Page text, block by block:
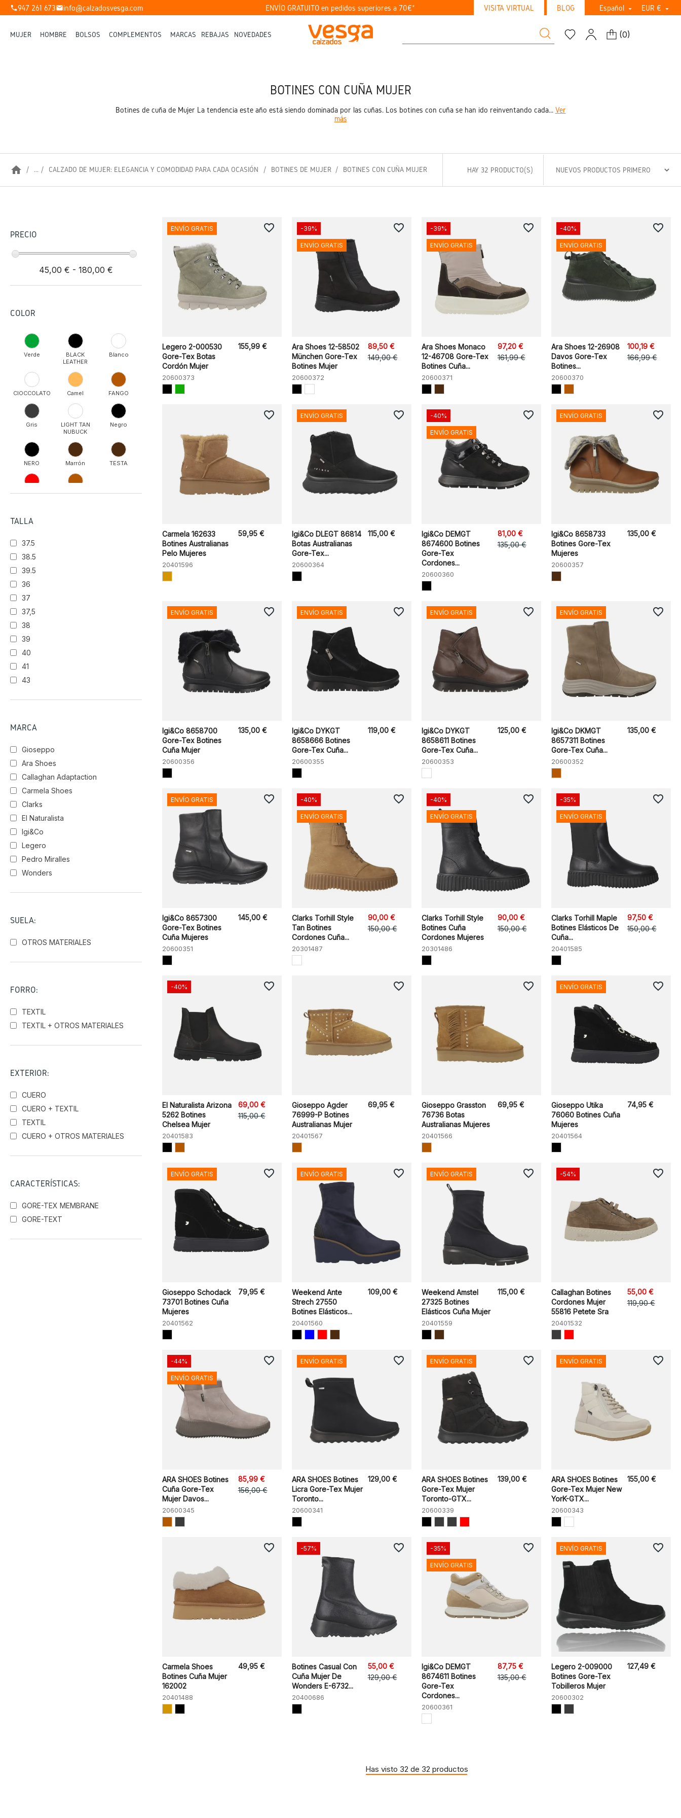
phone947 261 673mailinfo@calzadosvesga.com ENVÍO GRATUITO en pedidos superiores a 70€* VISITA VIRTUAL BLOG Español  EUR € 
MUJER HOMBRE BOLSOS COMPLEMENTOS MARCAS REBAJAS NOVEDADES (0)
BOTINES CON CUÑA MUJER
Botines de cuña de Mujer La tendencia este año está siendo dominada por las cuñas. Los botines con cuña se han ido reinventando cada... Ver
más
home ... CALZADO DE MUJER: ELEGANCIA Y COMODIDAD PARA CADA OCASIÓN BOTINES DE MUJER BOTINES CON CUÑA MUJER HAY 32 PRODUCTO(S)
PRECIO
45,00 € - 180,00 €
COLOR
Verde
BLACK
LEATHER
Blanco
CIOCCOLATO Camel FANGO
Gris
LIGHT TAN
NUBUCK
Negro
NERO Marrón TESTA
Rojo TERRA
TALLA
37.5
38.5
39.5
36
37
37,5
38
39
40
41
43
MARCA
Gioseppo
Ara Shoes
Callaghan Adaptaction
Carmela Shoes
Clarks
El Naturalista
Igi&Co
Legero
Pedro Miralles
Wonders
SUELA:
OTROS MATERIALES
FORRO:
TEXTIL
TEXTIL + OTROS MATERIALES
EXTERIOR:
CUERO
CUERO + TEXTIL
TEXTIL
CUERO + OTROS MATERIALES
CARACTERÍSTICAS:
GORE-TEX MEMBRANE
GORE-TEXT
Legero 2-000530
Gore-Tex Botas
Cordón Mujer
20600373
155,99 €
ENVÍO GRATIS favorite_border
Ara Shoes 12-58502
München Gore-Tex
Botines Mujer
20600372
89,50 €
149,00 €
-39%
ENVÍO GRATIS
favorite_border
Ara Shoes Monaco
12-46708 Gore-Tex
Botines Cuña...
20600371
97,20 €
161,99 €
-39%
ENVÍO GRATIS
favorite_border
Ara Shoes 12-26908
Davos Gore-Tex
Botines...
20600370
100,19 €
166,99 €
-40%
ENVÍO GRATIS
favorite_border
Carmela 162633
Botines Australianas
Pelo Mujeres
20401596
59,95 €
favorite_border
Igi&Co DLEGT 86814
Botas Australianas
Gore-Tex...
20600364
115,00 €
ENVÍO GRATIS favorite_border
Igi&Co DEMGT
8674600 Botines
Gore-Tex
Cordones...
20600360
81,00 €
135,00 €
-40%
ENVÍO GRATIS
favorite_border
Igi&Co 8658733
Botines Gore-Tex
Mujeres
20600357
135,00 €
ENVÍO GRATIS favorite_border
Igi&Co 8658700
Gore-Tex Botines
Cuña Mujer
20600356
135,00 €
ENVÍO GRATIS favorite_border
Igi&Co DYKGT
8658666 Botines
Gore-Tex Cuña...
20600355
119,00 €
ENVÍO GRATIS favorite_border
Igi&Co DYKGT
8658611 Botines
Gore-Tex Cuña...
20600353
125,00 €
ENVÍO GRATIS favorite_border
Igi&Co DKMGT
8657311 Botines
Gore-Tex Cuña...
20600352
135,00 €
ENVÍO GRATIS favorite_border
Igi&Co 8657300
Gore-Tex Botines
Cuña Mujeres
20600351
145,00 €
ENVÍO GRATIS favorite_border
Clarks Torhill Style
Tan Botines
Cordones Cuña...
20301487
90,00 €
150,00 €
-40%
ENVÍO GRATIS
favorite_border
Clarks Torhill Style
Botines Cuña
Cordones Mujeres
20301486
90,00 €
150,00 €
-40%
ENVÍO GRATIS
favorite_border
Clarks Torhill Maple
Botines Elásticos De
Cuña...
20401585
97,50 €
150,00 €
-35%
ENVÍO GRATIS
favorite_border
El Naturalista Arizona
5262 Botines
Chelsea Mujer
20401583
69,00 €
115,00 €
-40% favorite_border
Gioseppo Agder
76999-P Botines
Australianas Mujer
20401567
69,95 €
favorite_border
Gioseppo Grasston
76736 Botas
Australianas Mujeres
20401566
69,95 €
favorite_border
Gioseppo Utika
76060 Botines Cuña
Mujeres
20401564
74,95 €
ENVÍO GRATIS favorite_border
Gioseppo Schodack
73701 Botines Cuña
Mujeres
20401562
79,95 €
ENVÍO GRATIS favorite_border
Weekend Ante
Strech 27550
Botines Elásticos...
20401560
109,00 €
ENVÍO GRATIS favorite_border
Weekend Amstel
27325 Botines
Elásticos Cuña Mujer
20401559
115,00 €
ENVÍO GRATIS favorite_border
Callaghan Botines
Cordones Mujer
55816 Petete Sra
20401532
55,00 €
119,90 €
-54% favorite_border
ARA SHOES Botines
Cuña Gore-Tex
Mujer Davos...
20600345
85,99 €
156,00 €
-44%
ENVÍO GRATIS
favorite_border
ARA SHOES Botines
Licra Gore-Tex Mujer
Toronto...
20600341
129,00 €
ENVÍO GRATIS favorite_border
ARA SHOES Botines
Gore-Tex Mujer
Toronto-GTX...
20600339
139,00 €
ENVÍO GRATIS favorite_border
ARA SHOES Botines
Gore-Tex Mujer New
YorK-GTX...
20600343
155,00 €
ENVÍO GRATIS favorite_border
Carmela Shoes
Botines Cuña Mujer
162002
20401488
49,95 €
favorite_border
Botines Casual Con
Cuña Mujer De
Wonders E-6732...
20400686
55,00 €
129,00 €
-57% favorite_border
Igi&Co DEMGT
8674611 Botines
Gore-Tex
Cordones...
20600361
87,75 €
135,00 €
-35%
ENVÍO GRATIS
favorite_border
Legero 2-009000
Botines Gore-Tex
Tobilleros Mujer
20600302
127,49 €
ENVÍO GRATIS favorite_border
Has visto 32 de 32 productos